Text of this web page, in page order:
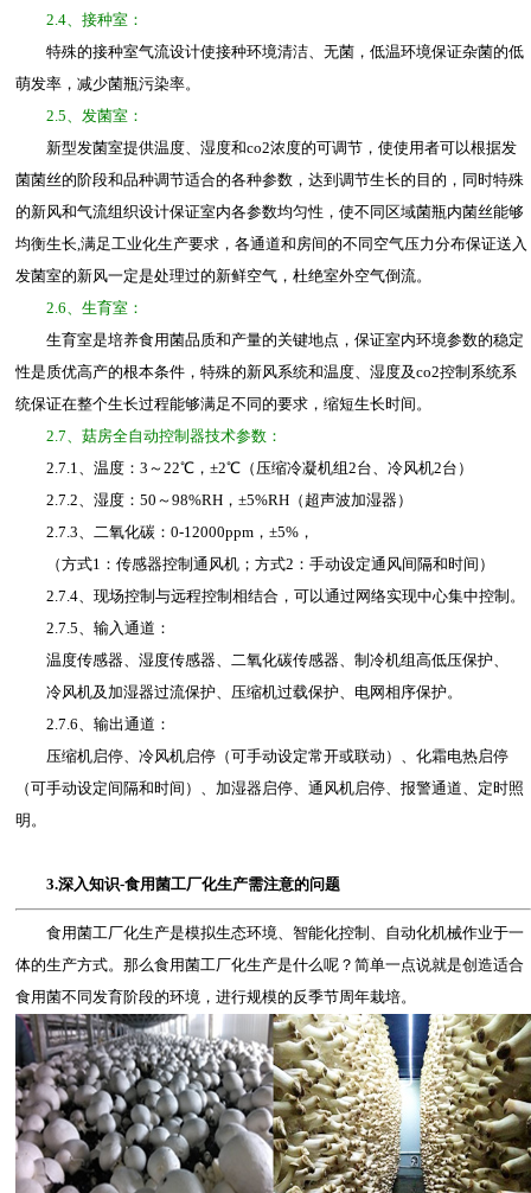
2.4、接种室：
特殊的接种室气流设计使接种环境清洁、无菌，低温环境保证杂菌的低
萌发率，减少菌瓶污染率。
2.5、发菌室：
新型发菌室提供温度、湿度和co2浓度的可调节，使使用者可以根据发
菌菌丝的阶段和品种调节适合的各种参数，达到调节生长的目的，同时特殊
的新风和气流组织设计保证室内各参数均匀性，使不同区域菌瓶内菌丝能够
均衡生长,满足工业化生产要求，各通道和房间的不同空气压力分布保证送入
发菌室的新风一定是处理过的新鲜空气，杜绝室外空气倒流。
2.6、生育室：
生育室是培养食用菌品质和产量的关键地点，保证室内环境参数的稳定
性是质优高产的根本条件，特殊的新风系统和温度、湿度及co2控制系统系
统保证在整个生长过程能够满足不同的要求，缩短生长时间。
2.7、菇房全自动控制器技术参数：
2.7.1、温度：3～22℃，±2℃（压缩冷凝机组2台、冷风机2台）
2.7.2、湿度：50～98%RH，±5%RH（超声波加湿器）
2.7.3、二氧化碳：0-12000ppm，±5%，
（方式1：传感器控制通风机；方式2：手动设定通风间隔和时间）
2.7.4、现场控制与远程控制相结合，可以通过网络实现中心集中控制。
2.7.5、输入通道：
温度传感器、湿度传感器、二氧化碳传感器、制冷机组高低压保护、
冷风机及加湿器过流保护、压缩机过载保护、电网相序保护。
2.7.6、输出通道：
压缩机启停、冷风机启停（可手动设定常开或联动）、化霜电热启停
（可手动设定间隔和时间）、加湿器启停、通风机启停、报警通道、定时照
明。
3.深入知识-食用菌工厂化生产需注意的问题
食用菌工厂化生产是模拟生态环境、智能化控制、自动化机械作业于一
体的生产方式。那么食用菌工厂化生产是什么呢？简单一点说就是创造适合
食用菌不同发育阶段的环境，进行规模的反季节周年栽培。